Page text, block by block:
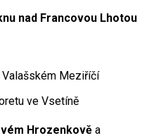
nad Francovou Lhotou
Valašském Meziříčí
ve Vsetíně
Hrozenkově a